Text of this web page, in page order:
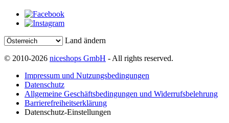
Land ändern
© 2010-2026 niceshops GmbH - All rights reserved.
Impressum und Nutzungsbedingungen
Datenschutz
Allgemeine Geschäftsbedingungen und Widerrufsbelehrung
Barrierefreiheitserklärung
Datenschutz-Einstellungen